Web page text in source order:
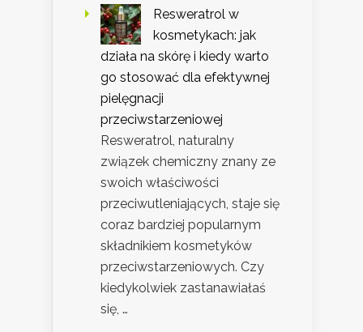
Resweratrol w
kosmetykach: jak
działa na skórę i kiedy warto
go stosować dla efektywnej
pielęgnacji
przeciwstarzeniowej
Resweratrol, naturalny
związek chemiczny znany ze
swoich właściwości
przeciwutleniających, staje się
coraz bardziej popularnym
składnikiem kosmetyków
przeciwstarzeniowych. Czy
kiedykolwiek zastanawiałaś
się, …